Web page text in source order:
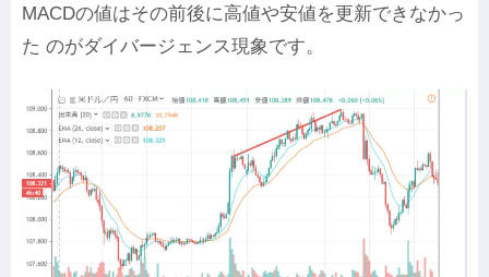
MACDの値はその前後に高値や安値を更新できなかっ
た のがダイバージェンス現象です。